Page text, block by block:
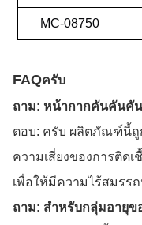
MC-08750
FAQครับ
ถาม: หน้ากากคันคันคั
ตอบ: ครับ ผลิตภัณฑ์นี้ถู
ความเสี่ยงของการติด
เพื่อให้มีความไร้สมรร
ถาม: สําหรับกลุ่มอายุข